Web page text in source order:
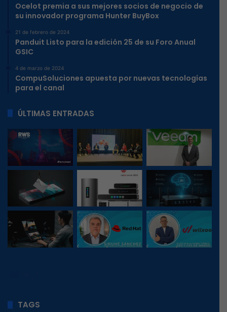
Ocelot premia a sus mejores socios de negocio de
su innovador programa Hunter BuyBox
21 de febrero de 2024
Panduit Listo para la edición 25 de su Foro Anual
GSIC
4 de marzo de 2024
CompuSoluciones apuesta por nuevas tecnologías
para el canal
ÚLTIMAS ENTRADAS
TAGS